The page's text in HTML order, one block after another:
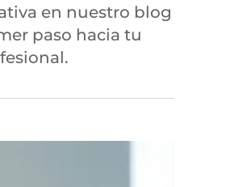
en nuestro blog
paso hacia tu